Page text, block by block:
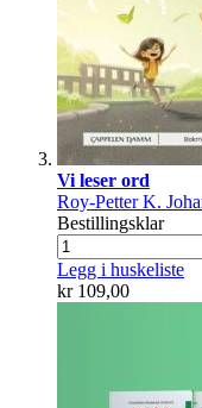
Vi leser ord
Roy-Petter K.
Bestillingsklar
Legg i huskeliste
kr 109,00